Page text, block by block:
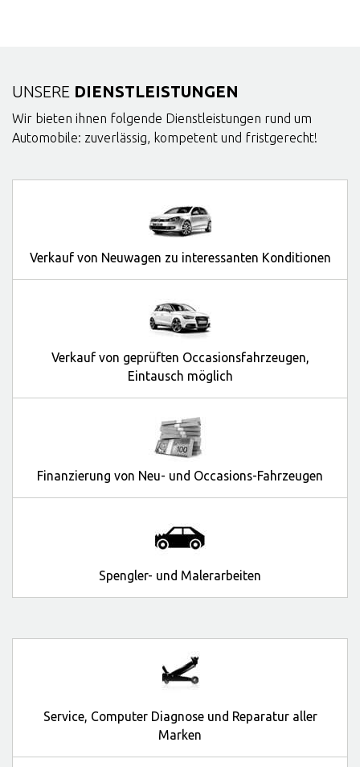
UNSERE DIENSTLEISTUNGEN
Wir bieten ihnen folgende Dienstleistungen rund um
Automobile: zuverlässig, kompetent und fristgerecht!
Verkauf von Neuwagen zu interessanten Konditionen
Verkauf von geprüften Occasionsfahrzeugen,
Eintausch möglich
Finanzierung von Neu- und Occasions-Fahrzeugen
Spengler- und Malerarbeiten
Service, Computer Diagnose und Reparatur aller
Marken